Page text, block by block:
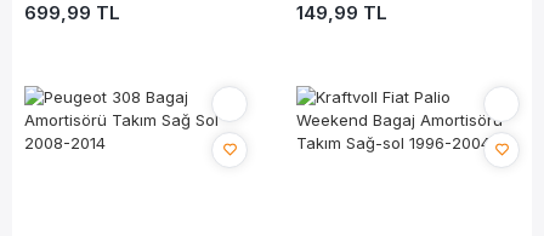
699,99 TL 149,99 TL